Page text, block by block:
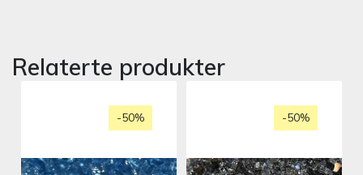
Relaterte produkter
-50% -50%